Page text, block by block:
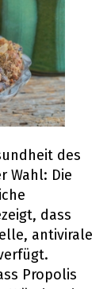
des
Wahl: Die
dass
antivirale
Propolis